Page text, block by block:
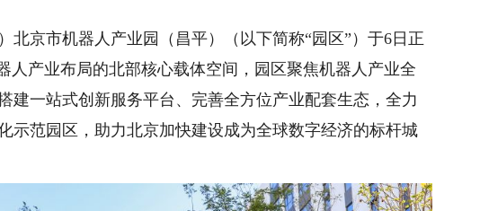
京市机器人产业园（昌平）（以下简称“园区”）于6日正
人产业布局的北部核心载体空间，园区聚焦机器人产业全
建一站式创新服务平台、完善全方位产业配套生态，全力
示范园区，助力北京加快建设成为全球数字经济的标杆城